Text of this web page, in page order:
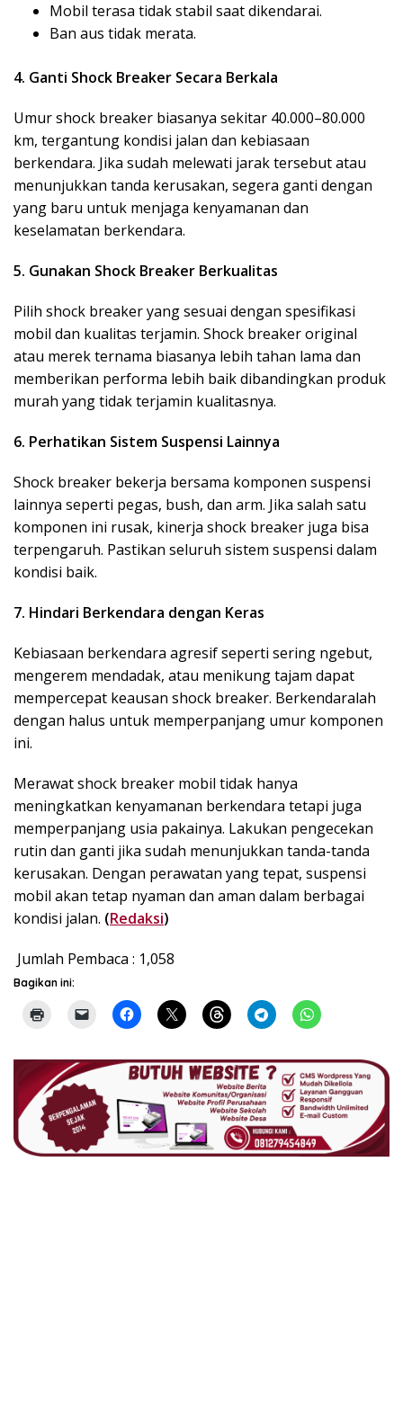
Mobil terasa tidak stabil saat dikendarai.
Ban aus tidak merata.
4. Ganti Shock Breaker Secara Berkala
Umur shock breaker biasanya sekitar 40.000–80.000
km, tergantung kondisi jalan dan kebiasaan
berkendara. Jika sudah melewati jarak tersebut atau
menunjukkan tanda kerusakan, segera ganti dengan
yang baru untuk menjaga kenyamanan dan
keselamatan berkendara.
5. Gunakan Shock Breaker Berkualitas
Pilih shock breaker yang sesuai dengan spesifikasi
mobil dan kualitas terjamin. Shock breaker original
atau merek ternama biasanya lebih tahan lama dan
memberikan performa lebih baik dibandingkan produk
murah yang tidak terjamin kualitasnya.
6. Perhatikan Sistem Suspensi Lainnya
Shock breaker bekerja bersama komponen suspensi
lainnya seperti pegas, bush, dan arm. Jika salah satu
komponen ini rusak, kinerja shock breaker juga bisa
terpengaruh. Pastikan seluruh sistem suspensi dalam
kondisi baik.
7. Hindari Berkendara dengan Keras
Kebiasaan berkendara agresif seperti sering ngebut,
mengerem mendadak, atau menikung tajam dapat
mempercepat keausan shock breaker. Berkendaralah
dengan halus untuk memperpanjang umur komponen
ini.
Merawat shock breaker mobil tidak hanya
meningkatkan kenyamanan berkendara tetapi juga
memperpanjang usia pakainya. Lakukan pengecekan
rutin dan ganti jika sudah menunjukkan tanda-tanda
kerusakan. Dengan perawatan yang tepat, suspensi
mobil akan tetap nyaman dan aman dalam berbagai
kondisi jalan. (Redaksi)
Jumlah Pembaca : 1,058
Bagikan ini: